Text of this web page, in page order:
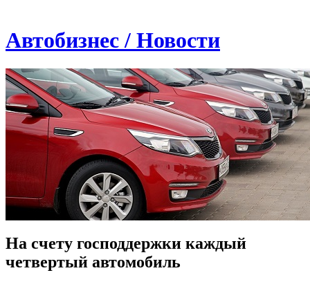
Автобизнес / Новости
На счету господдержки каждый
четвертый автомобиль